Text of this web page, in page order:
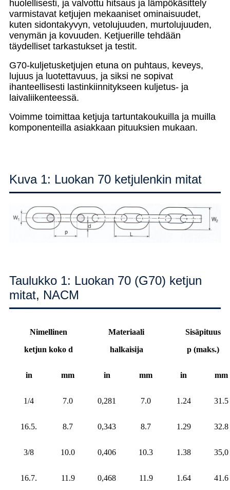
huolellisesti, ja valvottu hitsaus ja lämpökäsittely
varmistavat ketjujen mekaaniset ominaisuudet,
kuten sidontakyvyn, vetolujuuden, murtolujuuden,
venymän ja kovuuden. Ketjuerille tehdään
täydelliset tarkastukset ja testit.
G70-kuljetusketjujen etuna on puhtaus, keveys,
lujuus ja luotettavuus, ja siksi ne sopivat
ihanteellisesti lastinkiinnitykseen kuljetus- ja
laivaliikenteessä.
Voimme toimittaa ketjuja tartuntakoukuilla ja muilla
komponenteilla asiakkaan pituuksien mukaan.
Kuva 1: Luokan 70 ketjulenkin mitat
Taulukko 1: Luokan 70 (G70) ketjun
mitat, NACM
Nimellinen
ketjun koko d
Materiaali
halkaisija
Sisäpituus
p (maks.)
in mm in mm in mm
1/4 7.0 0,281 7.0 1.24 31.5
16.5. 8.7 0,343 8.7 1.29 32.8
3/8 10.0 0,406 10.3 1.38 35,0
16.7. 11.9 0,468 11.9 1.64 41.6